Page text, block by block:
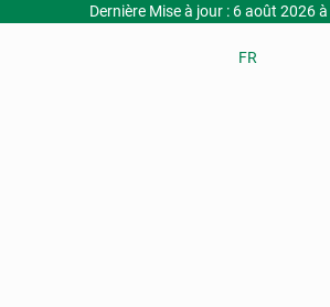
Dernière Mise à jour : 6 août 2026
FR